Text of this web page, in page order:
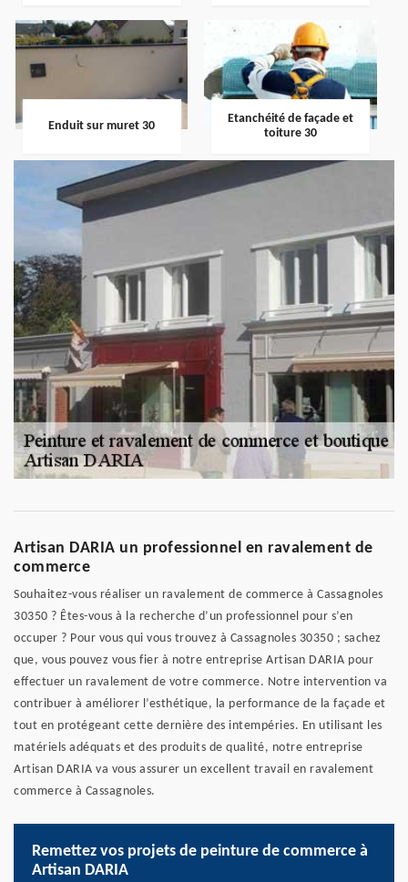
Enduit sur muret 30
Etanchéité de façade et
toiture 30
Artisan DARIA un professionnel en ravalement de
commerce
Souhaitez-vous réaliser un ravalement de commerce à Cassagnoles
30350 ? Êtes-vous à la recherche d’un professionnel pour s’en
occuper ? Pour vous qui vous trouvez à Cassagnoles 30350 ; sachez
que, vous pouvez vous fier à notre entreprise Artisan DARIA pour
effectuer un ravalement de votre commerce. Notre intervention va
contribuer à améliorer l’esthétique, la performance de la façade et
tout en protégeant cette dernière des intempéries. En utilisant les
matériels adéquats et des produits de qualité, notre entreprise
Artisan DARIA va vous assurer un excellent travail en ravalement
commerce à Cassagnoles.
Remettez vos projets de peinture de commerce à
Artisan DARIA